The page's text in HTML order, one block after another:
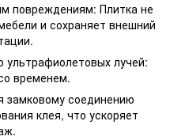
повреждениям: Плитка не
и сохраняет внешний
ультрафиолетовых лучей:
временем.
замковому соединению
клея, что ускоряет